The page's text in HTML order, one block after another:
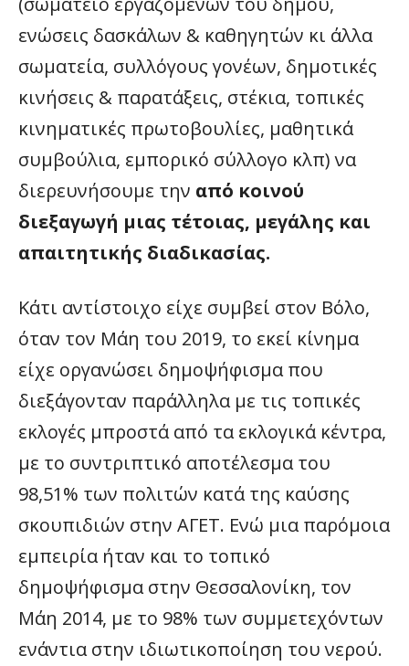
ενώσεις δασκάλων & καθηγητών κι άλλα
σωματεία, συλλόγους γονέων, δημοτικές
κινήσεις & παρατάξεις, στέκια, τοπικές
κινηματικές πρωτοβουλίες, μαθητικά
συμβούλια, εμπορικό σύλλογο κλπ) να
διερευνήσουμε την από κοινού
διεξαγωγή μιας τέτοιας, μεγάλης και
απαιτητικής διαδικασίας.
Κάτι αντίστοιχο είχε συμβεί στον Βόλο,
όταν τον Μάη του 2019, το εκεί κίνημα
είχε οργανώσει δημοψήφισμα που
διεξάγονταν παράλληλα με τις τοπικές
εκλογές μπροστά από τα εκλογικά κέντρα,
με το συντριπτικό αποτέλεσμα του
98,51% των πολιτών κατά της καύσης
σκουπιδιών στην ΑΓΕΤ. Ενώ μια παρόμοια
εμπειρία ήταν και το τοπικό
δημοψήφισμα στην Θεσσαλονίκη, τον
Μάη 2014, με το 98% των συμμετεχόντων
ενάντια στην ιδιωτικοποίηση του νερού.